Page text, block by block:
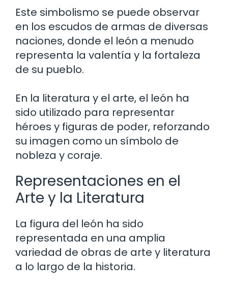
Este simbolismo se puede observar
en los escudos de armas de diversas
naciones, donde el león a menudo
representa la valentía y la fortaleza
de su pueblo.
En la literatura y el arte, el león ha
sido utilizado para representar
héroes y figuras de poder, reforzando
su imagen como un símbolo de
nobleza y coraje.
Representaciones en el
Arte y la Literatura
La figura del león ha sido
representada en una amplia
variedad de obras de arte y literatura
a lo largo de la historia.